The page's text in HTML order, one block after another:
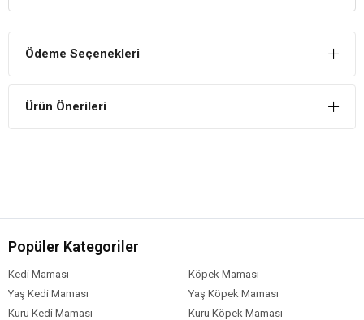
Ödeme Seçenekleri
Ürün Önerileri
Popüler Kategoriler
Kedi Maması
Köpek Maması
Yaş Kedi Maması
Yaş Köpek Maması
Kuru Kedi Maması
Kuru Köpek Maması